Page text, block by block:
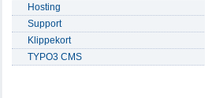
Hosting
Support
Klippekort
TYPO3 CMS